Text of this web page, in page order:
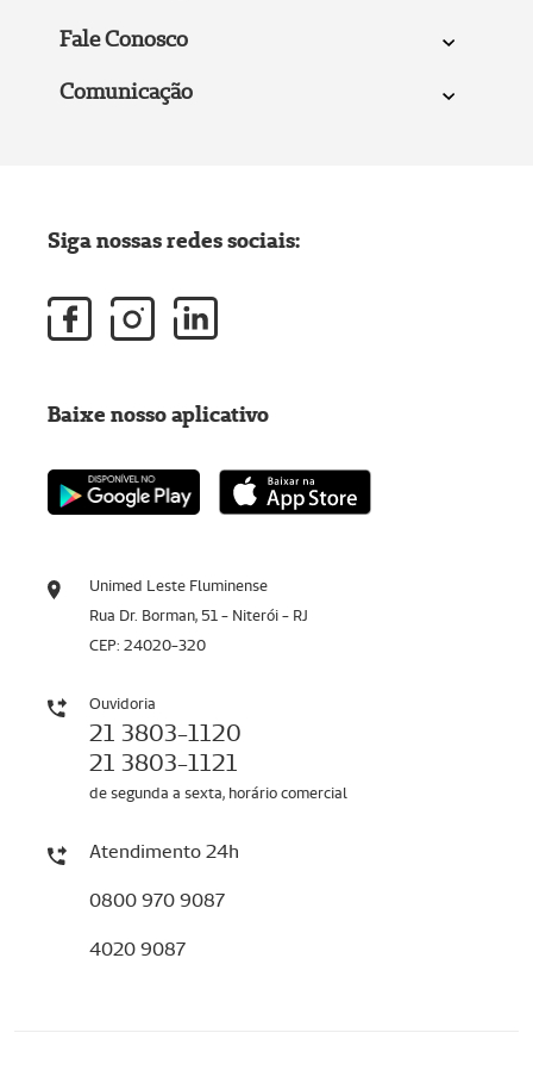
Fale Conosco
Comunicação
Unimed Leste Fluminense
Rua Dr. Borman, 51 - Niterói - RJ
CEP: 24020-320
Ouvidoria
21 3803-1120
21 3803-1121
de segunda a sexta, horário comercial
Atendimento 24h
0800 970 9087
4020 9087
Siga nossas redes sociais:
Baixe nosso aplicativo